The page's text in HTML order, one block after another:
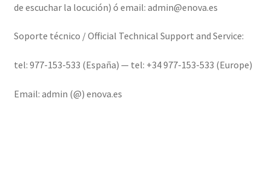
de escuchar la locución) ó email: admin@enova.es
Soporte técnico / Official Technical Support and Service:
tel: 977-153-533 (España) — tel: +34 977-153-533 (Europe)
Email: admin (@) enova.es